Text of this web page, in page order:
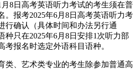
8日高考英语听力考试的考生须在普
。报考2025年6月8日高考英语听力考
行确认（具体时间和办法另行通
种只在2025年6月8日安排1次听力部
考报名时选定外语科目语种。
类、艺术类专业的考生除参加普通高